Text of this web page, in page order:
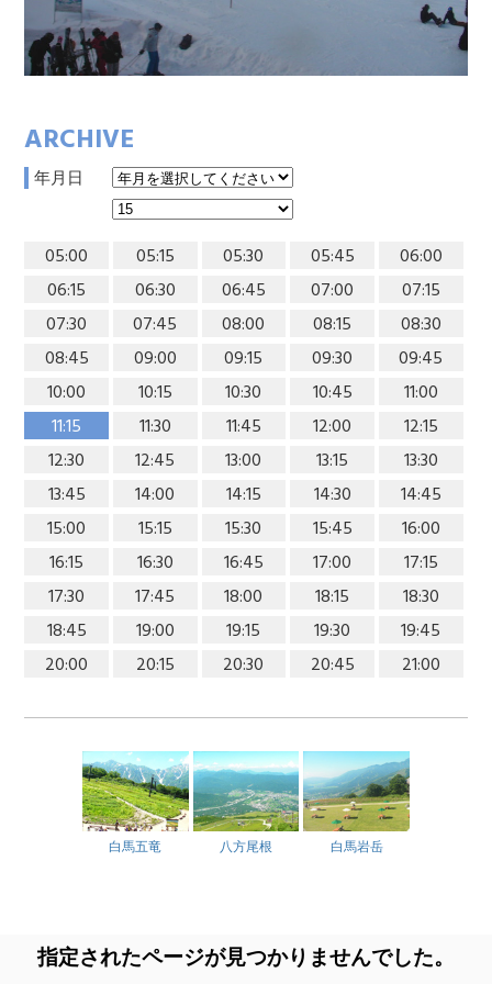
ARCHIVE
年月日
05:00 05:15 05:30 05:45
06:00
06:15
06:30 06:45 07:00
07:15
07:30
07:45 08:00 08:15
08:30
08:45
09:00 09:15 09:30
09:45
10:00
10:15 10:30 10:45
11:00
11:15
11:30 11:45 12:00
12:15
12:30
12:45 13:00 13:15
13:30
13:45
14:00 14:15 14:30
14:45
15:00
15:15 15:30 15:45
16:00
16:15
16:30 16:45 17:00
17:15
17:30
17:45 18:00 18:15
18:30
18:45
19:00 19:15 19:30
19:45
20:00
20:15 20:30 20:45 21:00
白馬五竜 八方尾根 白馬岩岳